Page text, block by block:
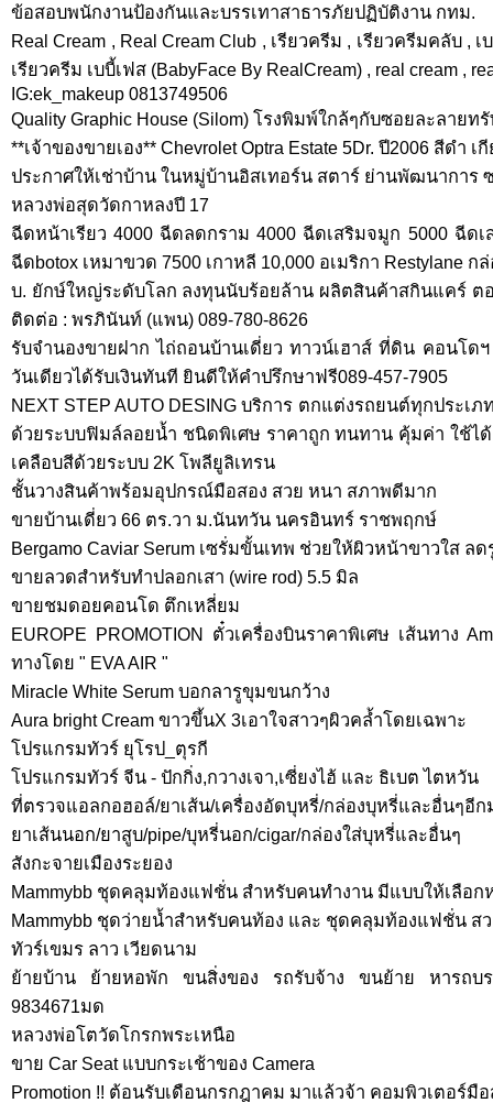
ข้อสอบพนักงานป้องกันและบรรเทาสาธารภัยปฏิบัติงาน กทม.
Real Cream , Real Cream Club , เรียวครีม , เรียวครีมคลับ , เ
เรียวครีม เบบี้เฟส (BabyFace By RealCream) , real cream ,
IG:ek_makeup 0813749506
Quality Graphic House (Silom) โรงพิมพ์ใกล้ๆกับซอยละลายท
**เจ้าของขายเอง** Chevrolet Optra Estate 5Dr. ปี2006 สีดำ เ
ประกาศให้เช่าบ้าน ในหมู่บ้านอิสเทอร์น สตาร์ ย่านพัฒนาการ
หลวงพ่อสุดวัดกาหลงปี 17
ฉีดหน้าเรียว 4000 ฉีดลดกราม 4000 ฉีดเสริมจมูก 5000 ฉีด
ฉีดbotox เหมาขวด 7500 เกาหลี 10,000 อเมริกา Restylane ก
บ. ยักษ์ใหญ่ระดับโลก ลงทุนนับร้อยล้าน ผลิตสินค้าสกินแคร์ ต
ติดต่อ : พรภินันท์ (แพน) 089-780-8626
รับจำนองขายฝาก ไถ่ถอนบ้านเดี่ยว ทาวน์เฮาส์ ที่ดิน คอนโด
วันเดียวได้รับเงินทันที ยินดีให้คำปรึกษาฟรี089-457-7905
NEXT STEP AUTO DESING บริการ ตกแต่งรถยนต์ทุกประเ
ด้วยระบบฟิมล์ลอยน้ำ ชนิดพิเศษ ราคาถูก ทนทาน คุ้มค่า ใช้ได้
เคลือบสีด้วยระบบ 2K โพลียูลิเทรน
ชั้นวางสินค้าพร้อมอุปกรณ์มือสอง สวย หนา สภาพดีมาก
ขายบ้านเดี่ยว 66 ตร.วา ม.นันทวัน นครอินทร์ ราชพฤกษ์
Bergamo Caviar Serum เซรั่มขั้นเทพ ช่วยให้ผิวหน้าขาวใส ล
ขายลวดสำหรับทำปลอกเสา (wire rod) 5.5 มิล
ขายชมดอยคอนโด ตึกเหลี่ยม
EUROPE PROMOTION ตั๋วเครื่องบินราคาพิเศษ เส้นทาง
ทางโดย " EVA AIR "
Miracle White Serum บอกลารูขุมขนกว้าง
Aura bright Cream ขาวขึ้นX 3เอาใจสาวๆผิวคล้ำโดยเฉพาะ
โปรแกรมทัวร์ ยุโรป_ตุรกี
โปรแกรมทัวร์ จีน - ปักกิ่ง,กวางเจา,เซี่ยงไฮ้ และ ธิเบต ไตหวัน
ที่ตรวจแอลกอฮอล์/ยาเส้น/เครื่องอัดบุหรี่/กล่องบุหรี่และอื่นๆอีก
ยาเส้นนอก/ยาสูบ/pipe/บุหรี่นอก/cigar/กล่องใส่บุหรี่และอื่นๆ
สังกะจายเมืองระยอง
Mammybb ชุดคลุมท้องแฟชั่น สำหรับคนทำงาน มีแบบให้เลือก
Mammybb ชุดว่ายน้ำสำหรับคนท้อง และ ชุดคลุมท้องแฟชั่น ส
ทัวร์เขมร ลาว เวียดนาม
ย้ายบ้าน ย้ายหอพัก ขนสิ่งของ รถรับจ้าง ขนย้าย หารถ
9834671มด
หลวงพ่อโตวัดโกรกพระเหนือ
ขาย Car Seat แบบกระเช้าของ Camera
Promotion !! ต้อนรับเดือนกรกฎาคม มาแล้วจ้า คอมพิวเตอร์มื